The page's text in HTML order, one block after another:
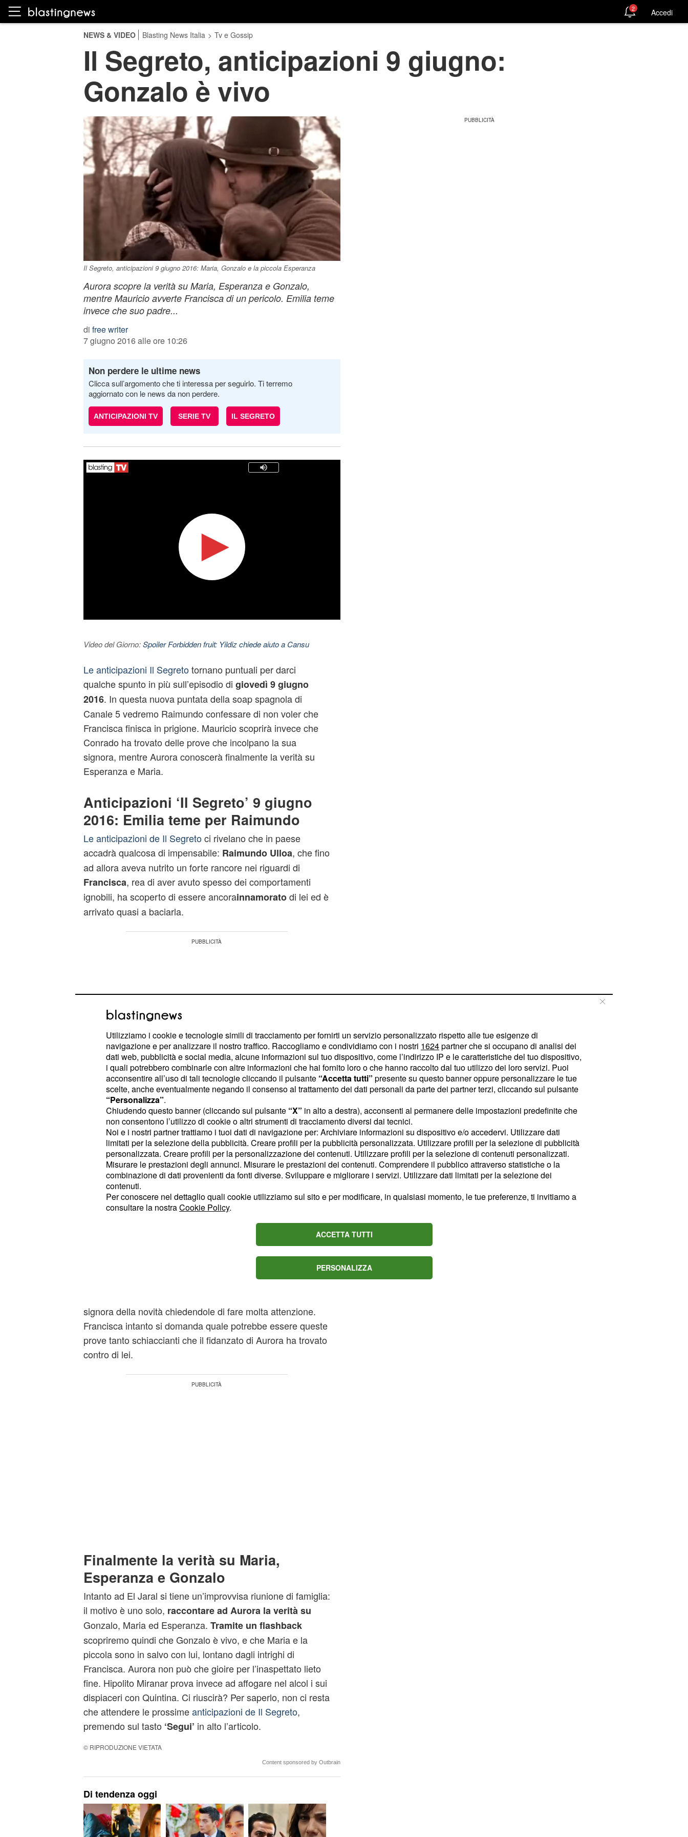
2 Accedi
NEWS & VIDEO Blasting News Italia > Tv e Gossip
Il Segreto, anticipazioni 9 giugno:
Gonzalo è vivo
Il Segreto, anticipazioni 9 giugno 2016: Maria, Gonzalo e la piccola Esperanza
Aurora scopre la verità su Maria, Esperanza e Gonzalo,
mentre Mauricio avverte Francisca di un pericolo. Emilia teme
invece che suo padre...
di free writer
7 giugno 2016 alle ore 10:26
Non perdere le ultime news
Clicca sull’argomento che ti interessa per seguirlo. Ti terremo
aggiornato con le news da non perdere.
ANTICIPAZIONI TV SERIE TV IL SEGRETO
Video del Giorno:Spoiler Forbidden fruit: Yildiz chiede aiuto a Cansu
Le anticipazioni Il Segretotornano puntuali per darci
qualche spunto in più sull’episodio di giovedì 9 giugno
2016. In questa nuova puntata della soap spagnola di
Canale 5 vedremo Raimundo confessare di non voler che
Francisca finisca in prigione. Mauricio scoprirà invece che
Conrado ha trovato delle prove che incolpano la sua
signora, mentre Aurora conoscerà finalmente la verità su
Esperanza e Maria.
Anticipazioni ‘Il Segreto’ 9 giugno
2016: Emilia teme per Raimundo
Le anticipazioni de Il Segretoci rivelano che in paese
accadrà qualcosa di impensabile: Raimundo Ulloa, che fino
ad allora aveva nutrito un forte rancore nei riguardi di
Francisca, rea di aver avuto spesso dei comportamenti
ignobili, ha scoperto di essere ancorainnamoratodi lei ed è
arrivato quasi a baciarla.
Emiliaviene quindi a sapere da Don Anselmo che il padre
si è fatto scappare con Severo Santacruz di non volere che
la Montenegro finisca in carcere. La donna sospetta allora
che Raimundo abbia avuto un ritorno di fiamma per
Francisca e teme che ciò possa influire sul processo di
Aurora.
Mauricio mette in guardia Francisca
coinvolgimento di
e che potrebbero
signora della novità chiedendole di fare molta attenzione.
Francisca intanto si domanda quale potrebbe essere queste
prove tanto schiaccianti che il fidanzato di Aurora ha trovato
contro di lei.
Finalmente la verità su Maria,
Esperanza e Gonzalo
Intanto ad El Jaral si tiene un’improvvisa riunione di famiglia:
il motivo è uno solo, raccontare ad Aurora la verità su
Gonzalo, Maria ed Esperanza. Tramite un flashback
scopriremo quindi che Gonzalo è vivo, e che Maria e la
piccola sono in salvo con lui, lontano dagli intrighi di
Francisca. Aurora non può che gioire per l’inaspettato lieto
fine. Hipolito Miranar prova invece ad affogare nel alcol i sui
dispiaceri con Quintina. Ci riuscirà? Per saperlo, non ci resta
che attendere le prossimeanticipazioni de Il Segreto,
premendo sul tasto ‘Segui’ in alto l’articolo.
© RIPRODUZIONE VIETATA
Content sponsored by Outbrain
Di tendenza oggi
Utilizziamo i cookie e tecnologie simili di tracciamento per fornirti un servizio personalizzato rispetto alle tue esigenze di
navigazione e per analizzare il nostro traffico. Raccogliamo e condividiamo con i nostri 1624partner che si occupano di analisi dei
dati web, pubblicità e social media, alcune informazioni sul tuo dispositivo, come l’indirizzo IP e le caratteristiche del tuo dispositivo,
i quali potrebbero combinarle con altre informazioni che hai fornito loro o che hanno raccolto dal tuo utilizzo dei loro servizi. Puoi
acconsentire all’uso di tali tecnologie cliccando il pulsante “Accetta tutti” presente su questo banner oppure personalizzare le tue
scelte, anche eventualmente negando il consenso al trattamento dei dati personali da parte dei partner terzi, cliccando sul pulsante
“Personalizza”.
Chiudendo questo banner (cliccando sul pulsante “X” in alto a destra), acconsenti al permanere delle impostazioni predefinite che
non consentono l’utilizzo di cookie o altri strumenti di tracciamento diversi dai tecnici.
Noi e i nostri partner trattiamo i tuoi dati di navigazione per: Archiviare informazioni su dispositivo e/o accedervi. Utilizzare dati
limitati per la selezione della pubblicità. Creare profili per la pubblicità personalizzata. Utilizzare profili per la selezione di pubblicità
personalizzata. Creare profili per la personalizzazione dei contenuti. Utilizzare profili per la selezione di contenuti personalizzati.
Misurare le prestazioni degli annunci. Misurare le prestazioni dei contenuti. Comprendere il pubblico attraverso statistiche o la
combinazione di dati provenienti da fonti diverse. Sviluppare e migliorare i servizi. Utilizzare dati limitati per la selezione dei
contenuti.
Per conoscere nel dettaglio quali cookie utilizziamo sul sito e per modificare, in qualsiasi momento, le tue preferenze, ti invitiamo a
consultare la nostraCookie Policy.
ACCETTA TUTTI
PERSONALIZZA